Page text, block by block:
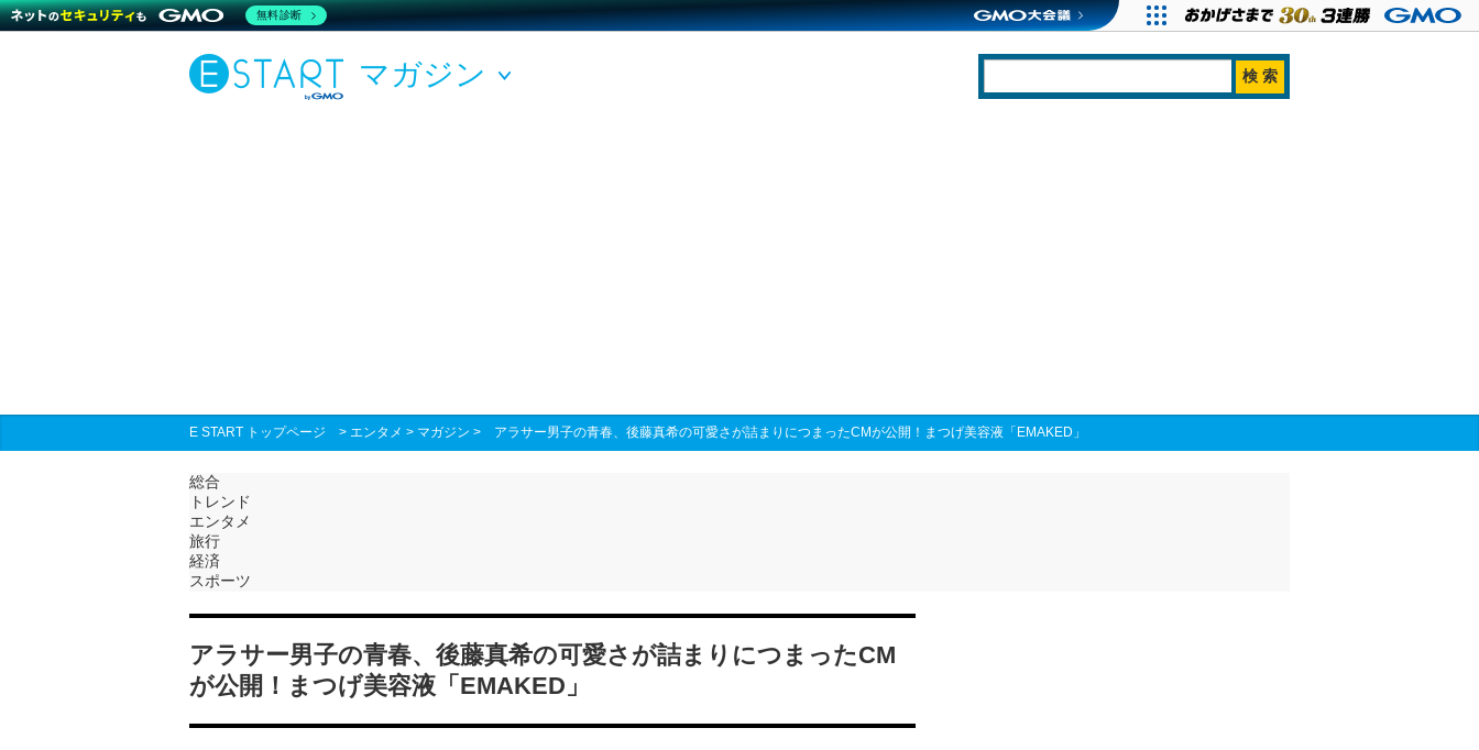
マガジン
E START トップページ > エンタメ > マガジン > アラサー男子の青春、後藤真希の可愛さが詰まりにつまったCMが公開！まつげ美容液「EMAKED」
総合
トレンド
エンタメ
旅行
経済
スポーツ
アラサー男子の青春、後藤真希の可愛さが詰まりにつまったCM
が公開！まつげ美容液「EMAKED」
無料診断